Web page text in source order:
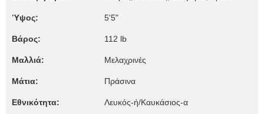
Ύψος: 5'5"
Βάρος: 112 lb
Μαλλιά: Μελαχρινές
Μάτια: Πράσινα
Εθνικότητα: Λευκός-ή/Καυκάσιος-α